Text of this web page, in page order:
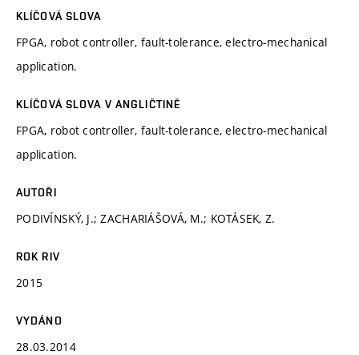
KLÍČOVÁ SLOVA
FPGA, robot controller, fault-tolerance, electro-mechanical
application.
KLÍČOVÁ SLOVA V ANGLIČTINĚ
FPGA, robot controller, fault-tolerance, electro-mechanical
application.
AUTOŘI
PODIVÍNSKÝ, J.; ZACHARIÁŠOVÁ, M.; KOTÁSEK, Z.
ROK RIV
2015
VYDÁNO
28.03.2014